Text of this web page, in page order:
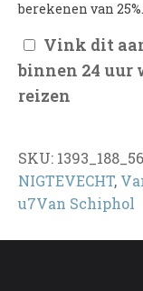
berekenen van 25%.
Vink dit
binnen 24 uur
reizen
SKU:
NIGTEVECHT,
u7Van Schiphol